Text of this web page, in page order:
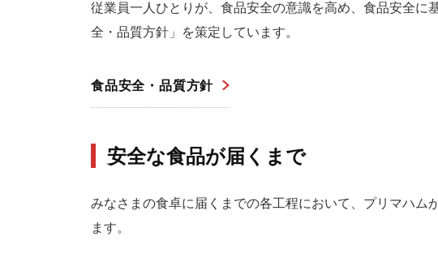
従業員一人ひとりが、食品安全の意識を高め、食品安全
全・品質方針」を策定しています。
食品安全・品質方針
安全な食品が届くまで
みなさまの食卓に届くまでの各工程において、プリマハ
ます。